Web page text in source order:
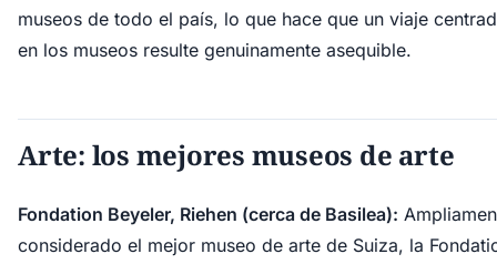
museos de todo el país, lo que hace que un viaje
en los museos resulte genuinamente asequible.
Arte: los mejores museos de arte
Fondation Beyeler, Riehen (cerca de Basilea):
considerado el mejor museo de arte de Suiza, la